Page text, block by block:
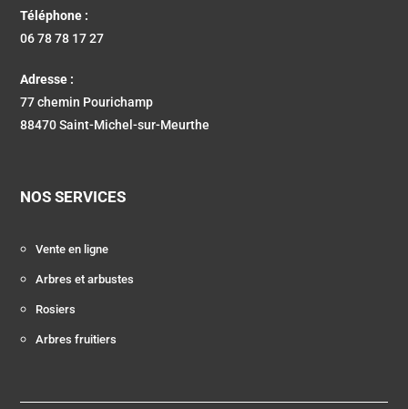
Téléphone :
06 78 78 17 27
Adresse :
77 chemin Pourichamp
88470 Saint-Michel-sur-Meurthe
NOS SERVICES
Vente en ligne
Arbres et arbustes
Rosiers
Arbres fruitiers